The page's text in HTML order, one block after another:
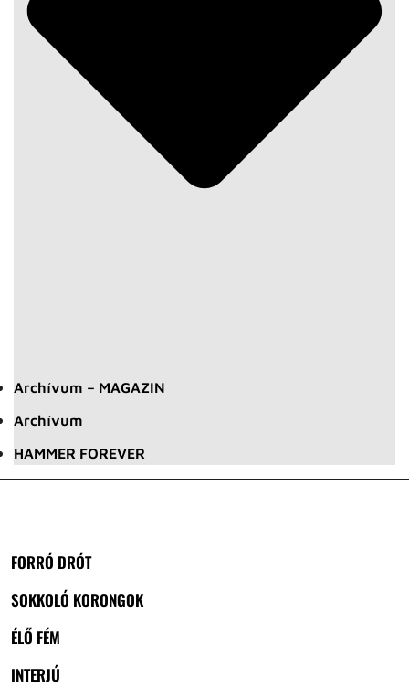
Archívum – MAGAZIN
Archívum
HAMMER FOREVER
FORRÓ DRÓT
SOKKOLÓ KORONGOK
ÉLŐ FÉM
INTERJÚ